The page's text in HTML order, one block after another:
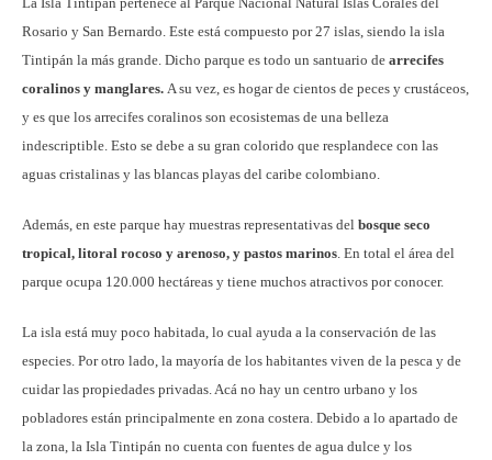
Rosario y San Bernardo. Este está compuesto por 27 islas, siendo la isla
Tintipán la más grande. Dicho parque es todo un santuario de arrecifes
coralinos y manglares. A su vez, es hogar de cientos de peces y crustáceos,
y es que los arrecifes coralinos son ecosistemas de una belleza
indescriptible. Esto se debe a su gran colorido que resplandece con las
aguas cristalinas y las blancas playas del caribe colombiano.
Además, en este parque hay muestras representativas del bosque seco
tropical, litoral rocoso y arenoso, y pastos marinos . En total el área del
parque ocupa 120.000 hectáreas y tiene muchos atractivos por conocer.
La isla está muy poco habitada, lo cual ayuda a la conservación de las
especies. Por otro lado, la mayoría de los habitantes viven de la pesca y de
cuidar las propiedades privadas. Acá no hay un centro urbano y los
pobladores están principalmente en zona costera. Debido a lo apartado de
la zona, la Isla Tintipán no cuenta con fuentes de agua dulce y los